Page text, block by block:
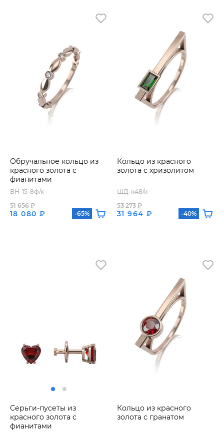
Обручальное кольцо из
красного золота с
фианитами
ВН-15-8ф/к
18 080 ₽
51 656 ₽
-65%
Кольцо из красного
золота с хризолитом
ШД-к48/к
31 964 ₽
53 273 ₽
-40%
Серьги-пусеты из
красного золота с
фианитами
Кольцо из красного
золота с гранатом